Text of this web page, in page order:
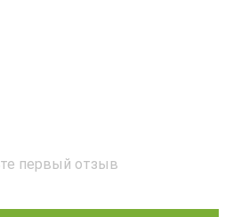
первый отзыв